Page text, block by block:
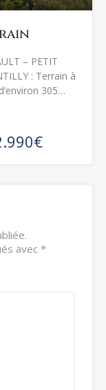
– PETIT
: Terrain à
305…
avec *